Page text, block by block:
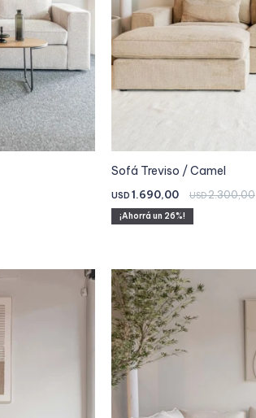
Sofá Treviso / Camel
USD 1.690,00 USD2.300,00
26